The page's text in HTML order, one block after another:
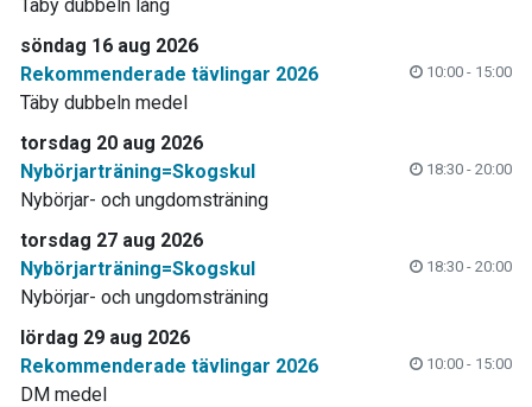
Täby dubbeln lång
söndag 16 aug 2026
Rekommenderade tävlingar 2026
10:00 - 15:00
Täby dubbeln medel
torsdag 20 aug 2026
Nybörjarträning=Skogskul
18:30 - 20:00
Nybörjar- och ungdomsträning
torsdag 27 aug 2026
Nybörjarträning=Skogskul
18:30 - 20:00
Nybörjar- och ungdomsträning
lördag 29 aug 2026
Rekommenderade tävlingar 2026
10:00 - 15:00
DM medel